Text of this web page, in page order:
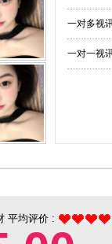
一对多视
一对一视
平均评价 :